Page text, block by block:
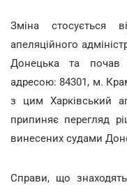
Зміна стосується
апеляційного
Донецька та почав
адресою: 84301, м.
з цим Харківський
припиняє перегляд
винесених судами
Справи, що